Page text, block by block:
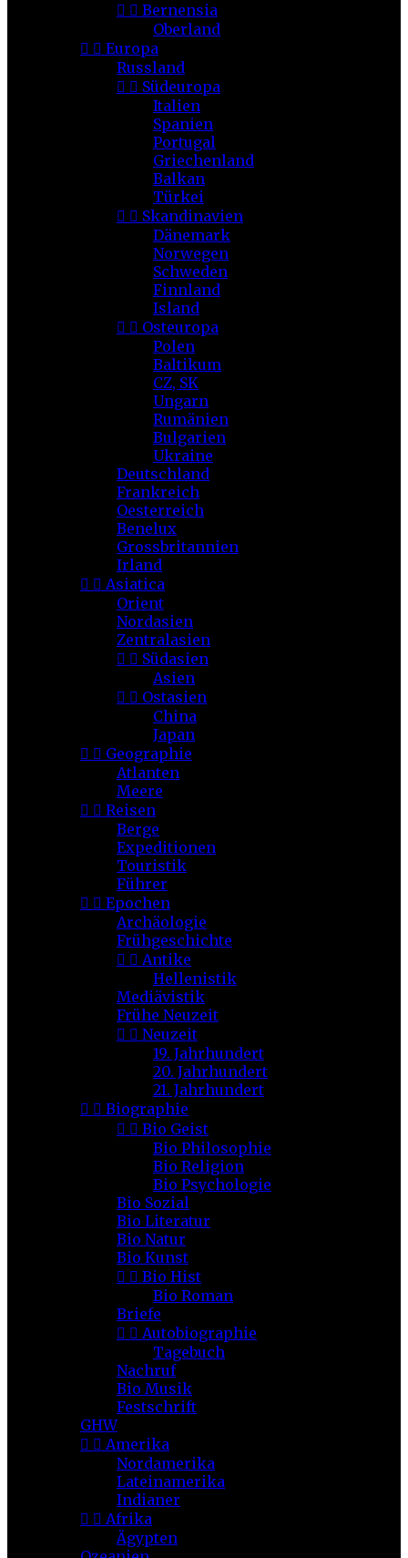
  Bernensia
Oberland
  Europa
Russland
  Südeuropa
Italien
Spanien
Portugal
Griechenland
Balkan
Türkei
  Skandinavien
Dänemark
Norwegen
Schweden
Finnland
Island
  Osteuropa
Polen
Baltikum
CZ, SK
Ungarn
Rumänien
Bulgarien
Ukraine
Deutschland
Frankreich
Oesterreich
Benelux
Grossbritannien
Irland
  Asiatica
Orient
Nordasien
Zentralasien
  Südasien
Asien
  Ostasien
China
Japan
  Geographie
Atlanten
Meere
  Reisen
Berge
Expeditionen
Touristik
Führer
  Epochen
Archäologie
Frühgeschichte
  Antike
Hellenistik
Mediävistik
Frühe Neuzeit
  Neuzeit
19. Jahrhundert
20. Jahrhundert
21. Jahrhundert
  Biographie
  Bio Geist
Bio Philosophie
Bio Religion
Bio Psychologie
Bio Sozial
Bio Literatur
Bio Natur
Bio Kunst
  Bio Hist
Bio Roman
Briefe
  Autobiographie
Tagebuch
Nachruf
Bio Musik
Festschrift
GHW
  Amerika
Nordamerika
Lateinamerika
Indianer
  Afrika
Ägypten